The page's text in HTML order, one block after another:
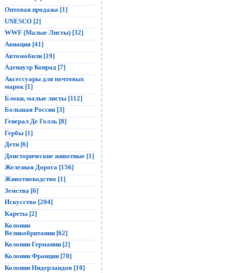
Оптовая продажа [1]
UNESCO [2]
WWF (Малые Листы) [32]
Авиация [41]
Автомобили [19]
Аденауэр Конрад [7]
Аксессуары для почтовых
марок [1]
Блоки, малые листы [112]
Большая Россия [3]
Генерал Де Голль [8]
Гербы [1]
Дети [6]
Доисторические животные [1]
Железная Дорога [156]
Животноводство [1]
Земства [6]
Искусство [204]
Кареты [2]
Колонии
Великобритании [62]
Колонии Германии [2]
Колонии Франции [70]
Колонии Нидерландов [10]